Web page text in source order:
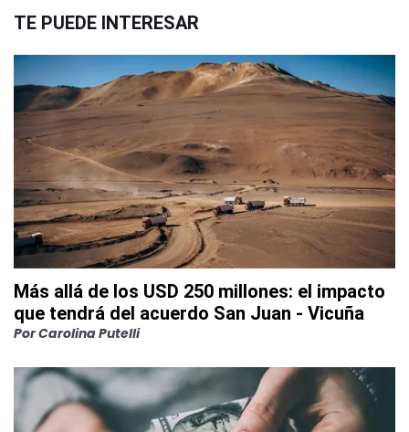
TE PUEDE INTERESAR
Más allá de los USD 250 millones: el impacto
que tendrá del acuerdo San Juan - Vicuña
PorCarolina Putelli